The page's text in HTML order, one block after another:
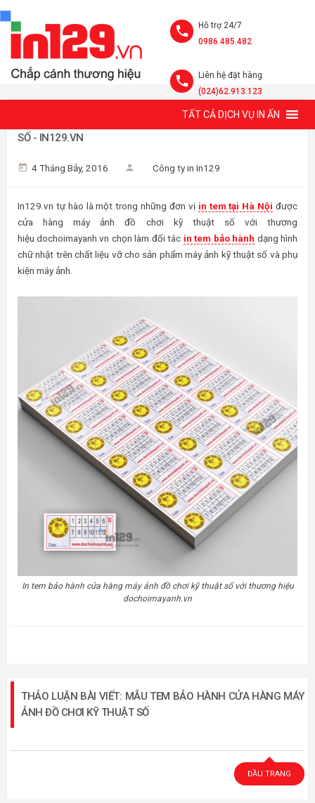
Hỗ trợ 24/7
0986.485.482
Liên hệ đặt hàng
(024)62.913.123
TẤT CẢ DỊCH VỤ IN ẤN
IN TEM BẢO HÀNH CỬA HÀNG MÁY ẢNH ĐỒ CHƠI KỸ THUẬT
SỐ - IN129.VN
4 Tháng Bảy, 2016 Công ty in In129
In129.vn tự hào là một trong những đơn vị in tem tại Hà Nội được
cửa hàng máy ảnh đồ chơi kỹ thuật số với thương
hiệu dochoimayanh.vn chọn làm đối tác in tem bảo hành dạng hình
chữ nhật trên chất liệu vỡ cho sản phẩm máy ảnh kỹ thuật số và phụ
kiện máy ảnh.
In tem bảo hành cửa hàng máy ảnh đồ chơi kỹ thuật số với thương hiệu
dochoimayanh.vn
THẢO LUẬN BÀI VIẾT: MẪU TEM BẢO HÀNH CỬA HÀNG MÁY
ẢNH ĐỒ CHƠI KỸ THUẬT SỐ
ĐẦU TRANG